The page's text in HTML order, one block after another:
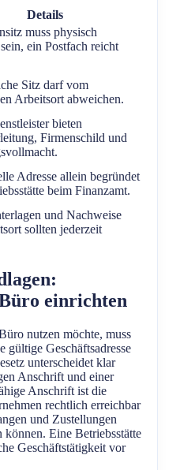
Details
muss physisch
ein Postfach reicht
Sitz darf vom
Arbeitsort abweichen.
bieten
Firmenschild und
Adresse allein begründet
beim Finanzamt.
und Nachweise
sollten jederzeit
einrichten
nutzen möchte, muss
gültige Geschäftsadresse
unterscheidet klar
Anschrift und einer
Anschrift ist die
rechtlich erreichbar
und Zustellungen
können. Eine Betriebsstätte
Geschäftstätigkeit vor